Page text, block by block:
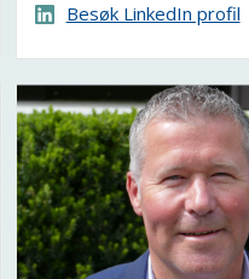
Besøk LinkedIn profil